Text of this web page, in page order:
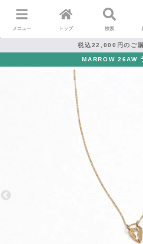
メニュー トップ 検索
税込22,000円のご
MARROW 26AW